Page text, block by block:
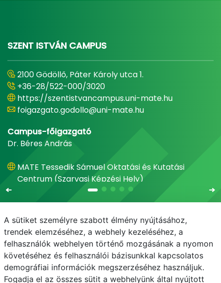
SZENT ISTVÁN CAMPUS
2100 Gödöllő, Páter Károly utca 1.
+36-28/522-000/3020
https://szentistvancampus.uni-mate.hu
foigazgato.godollo@uni-mate.hu
Campus-főigazgató
Dr. Béres András
MATE Tessedik Sámuel Oktatási és Kutatási
Centrum (Szarvasi Képzési Hely)
E-mail Telefonkönyv NEPTUN
E-learning
Adatvédelem
A sütiket személyre szabott élmény nyújtásához,
trendek elemzéséhez, a webhely kezeléséhez, a
felhasználók webhelyen történő mozgásának a nyomon
követéséhez és felhasználói bázisunkkal kapcsolatos
demográfiai információk megszerzéséhez használjuk.
Fogadja el az összes sütit a webhelyünk által nyújtott